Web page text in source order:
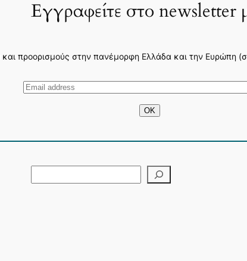
Εγγραφείτε στο newsletter
και προορισμούς στην πανέμορφη Ελλάδα και την Ευρώπη